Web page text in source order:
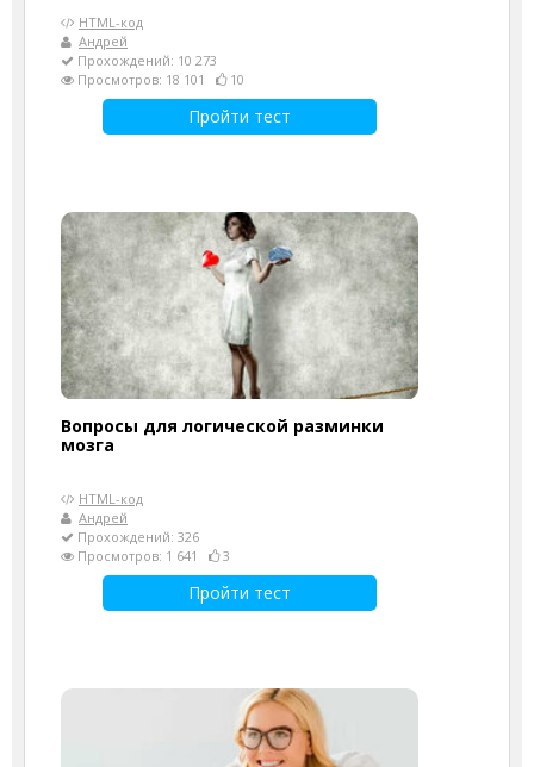
HTML-код
Андрей
Прохождений: 10 273
Просмотров: 18 101
10
Пройти тест
Вопросы для логической разминки
мозга
HTML-код
Андрей
Прохождений: 326
Просмотров: 1 641
3
Пройти тест